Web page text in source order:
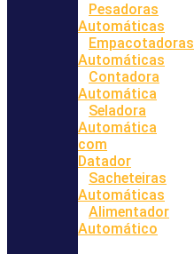
Pesadoras
Automáticas
Empacotadoras
Automáticas
Contadora
Automática
Seladora
Automática
com
Datador
Sacheteiras
Automáticas
Alimentador
Automático